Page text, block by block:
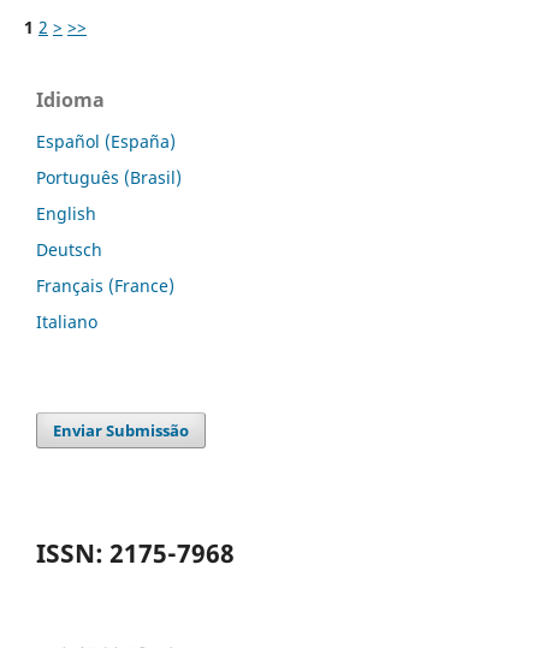
1 2 > >>
Idioma
Español (España)
Português (Brasil)
English
Deutsch
Français (France)
Italiano
Enviar Submissão
ISSN: 2175-7968